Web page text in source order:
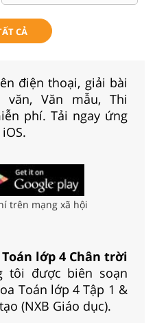
CẢ
điện thoại, giải bài
văn, Văn mẫu, Thi
phí. Tải ngay ứng
trên mạng xã hội
lớp 4 Chân trời
tôi được biên soạn
Toán lớp 4 Tập 1 &
(NXB Giáo dục).